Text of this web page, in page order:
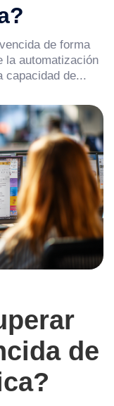
de forma
la automatización
capacidad de...
de